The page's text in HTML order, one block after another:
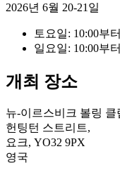
2026년 6월 20-21일
토요일: 10:00부
일요일: 10:00부
개최 장소
뉴-이르스비크 볼링 클
헌팅턴 스트리트,
요크, YO32 9PX
영국